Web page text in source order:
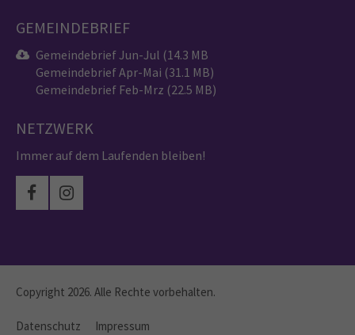
GEMEINDEBRIEF
Gemeindebrief Jun-Jul (14.3 MB
Gemeindebrief Apr-Mai (31.1 MB)
Gemeindebrief Feb-Mrz (22.5 MB)
NETZWERK
Immer auf dem Laufenden bleiben!
Copyright 2026. Alle Rechte vorbehalten.
Datenschutz Impressum